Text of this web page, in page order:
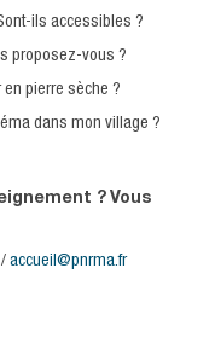
ils accessibles ?
proposez-vous ?
en pierre sèche ?
dans mon village ?
? Vous
accueil@pnrma.fr